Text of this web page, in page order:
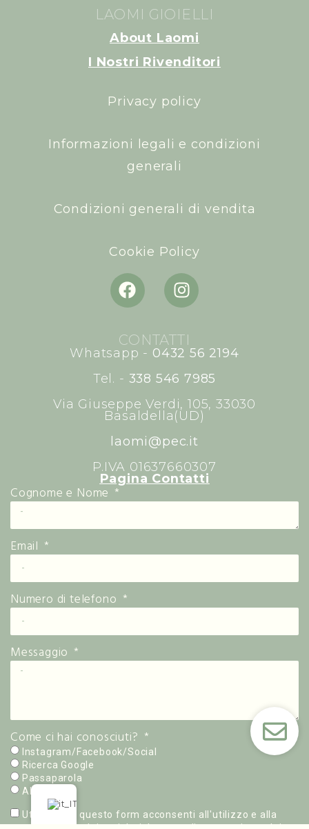
LAOMI GIOIELLI
About Laomi
I Nostri Rivenditori
Privacy policy
Informazioni legali e condizioni
generali
Condizioni generali di vendita
Cookie Policy
CONTATTI
Whatsapp - 0432 56 2194
Tel. - 338 546 7985
Via Giuseppe Verdi, 105, 33030
Basaldella(UD)
laomi@pec.it
P.IVA 01637660307
Pagina Contatti
Cognome e Nome
Email
Numero di telefono
Messaggio
Come ci hai conosciuti?
Instagram/Facebook/Social
Ricerca Google
Passaparola
Altro
Utilizzando questo form acconsenti all'utilizzo e alla